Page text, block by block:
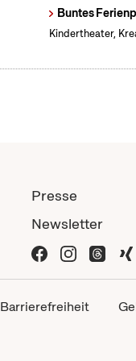
Buntes
Kindertheater,
Presse
Newsletter
Barrierefreiheit